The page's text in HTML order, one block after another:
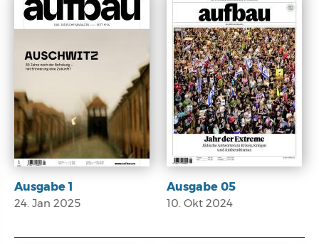
Ausgabe 1
24. Jan 2025
Ausgabe 05
10. Okt 2024